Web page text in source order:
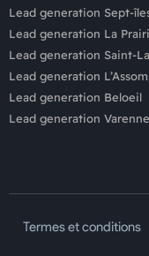
Lead generation Sept-
Lead generation La
Lead generation Saint-
Lead generation
Lead generation Beloeil
Lead generation
Termes et conditions